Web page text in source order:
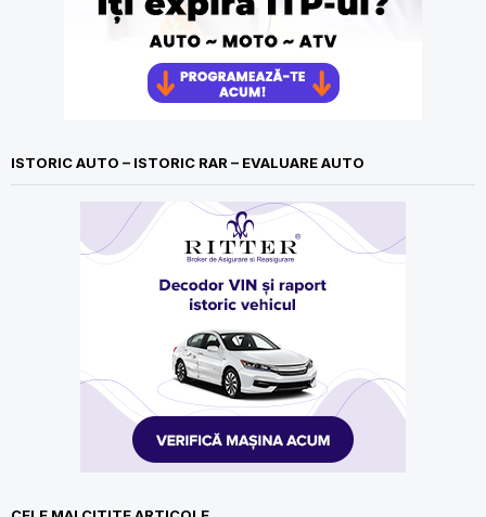
ISTORIC AUTO – ISTORIC RAR – EVALUARE AUTO